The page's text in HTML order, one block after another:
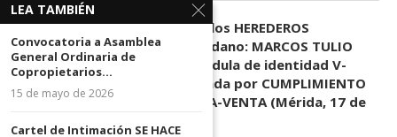
EDICTO SE HACE SABER: A los HEREDEROS
DESCONOCIDOS del ciudadano: MARCOS TULIO
MORENO HERRERA, (
) cédula de identidad V-
3.003.963, Parte demandada por CUMPLIMIENTO
DE CONTRATO DE COMPRA-VENTA (Mérida, 17 de
LEA TAMBIÉN
Convocatoria a Asamblea
General Ordinaria de
Copropietarios...
15 de mayo de 2026
Cartel de Intimación SE HACE